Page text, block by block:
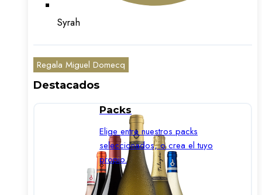
Syrah
Regala Miguel Domecq
Destacados
Packs
Elige entre nuestros packs
seleccionados, o crea el tuyo
propio.